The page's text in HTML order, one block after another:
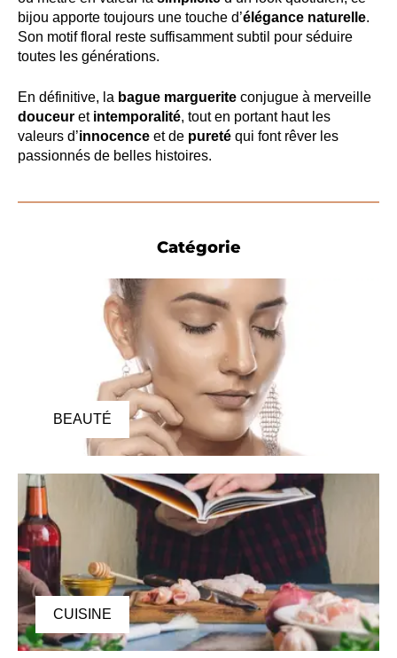
bijou apporte toujours une touche d’élégance naturelle.
Son motif floral reste suffisamment subtil pour séduire
toutes les générations.
En définitive, la bague marguerite conjugue à merveille
douceur et intemporalité, tout en portant haut les
valeurs d’innocence et de pureté qui font rêver les
passionnés de belles histoires.
Catégorie
BEAUTÉ
CUISINE